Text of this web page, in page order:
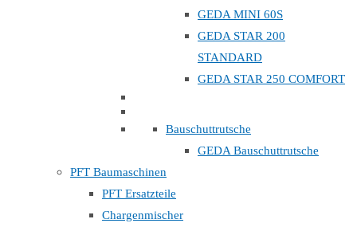
GEDA MINI 60S
GEDA STAR 200
STANDARD
GEDA STAR 250 COMFORT
Bauschuttrutsche
GEDA Bauschuttrutsche
PFT Baumaschinen
PFT Ersatzteile
Chargenmischer